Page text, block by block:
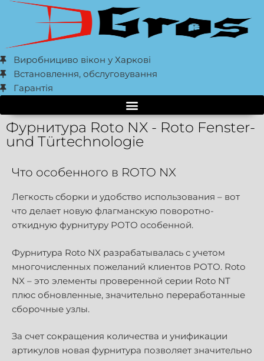
Виробнициво вікон у Харкові
Встановлення, обслуговування
Гарантія
Фурнитура Roto NX - Roto Fenster-
und Türtechnologie
Что особенного в ROTO NX
Легкость сборки и удобство использования – вот
что делает новую флагманскую поворотно-
откидную фурнитуру РОТО особенной.
Фурнитура Roto NX разрабатывалась с учетом
многочисленных пожеланий клиентов РОТО. Roto
NX – это элементы проверенной серии Roto NT
плюс обновленные, значительно переработанные
сборочные узлы.
За счет сокращения количества и унификации
артикулов новая фурнитура позволяет значительно